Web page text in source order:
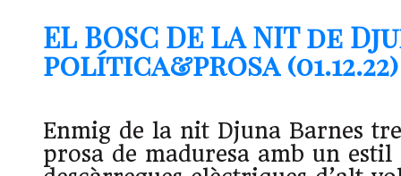
EL BOSC DE LA NIT de
política&prosa (01.12.22)
Enmig de la nit Djuna Barnes
prosa de maduresa amb un